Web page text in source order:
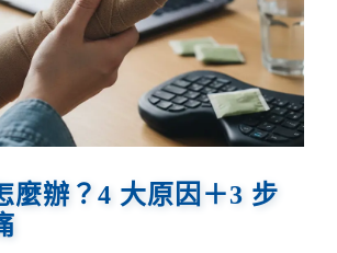
麼辦？4 大原因＋3 步